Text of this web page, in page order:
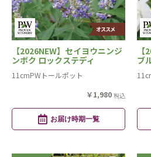
【2026NEW】セイヨウニンジ
ンボク ロックステディ
11cmPWトールポット
￥1,980 税込
お届け時期一覧
ブ